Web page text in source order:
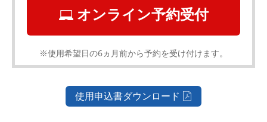
オンライン予約受付
※使用希望日の6ヵ月前から予約を受け付けます。
使用申込書ダウンロード